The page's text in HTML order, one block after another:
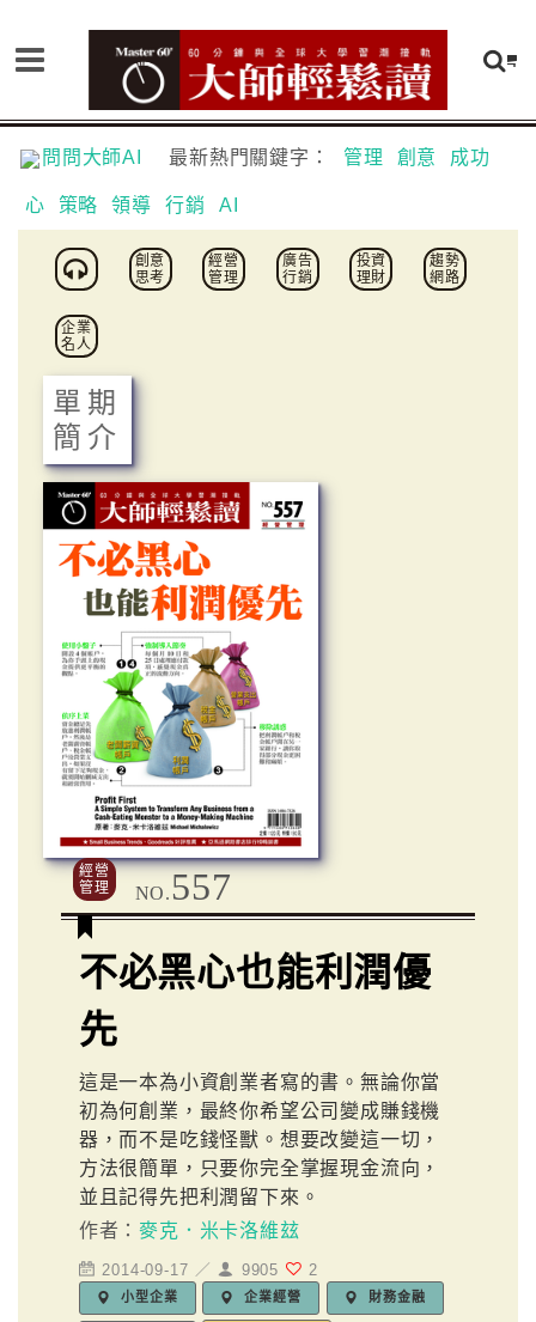
問問大師AI 最新熱門關鍵字： 管理 創意 成功
心 策略 領導 行銷 AI
創意
思考
經營
管理
廣告
行銷
投資
理財
趨勢
網路
企業
名人
單期
簡介
經營
管理
NO. 557
不必黑心也能利潤優
先
這是一本為小資創業者寫的書。無論你當
初為何創業，最終你希望公司變成賺錢機
器，而不是吃錢怪獸。想要改變這一切，
方法很簡單，只要你完全掌握現金流向，
並且記得先把利潤留下來。
作者：麥克．米卡洛維玆
2014-09-17 ／ 9905 2
小型企業 企業經營 財務金融